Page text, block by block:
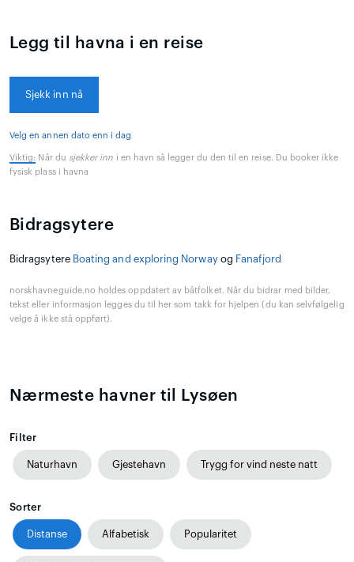
Legg til havna i en reise
Sjekk inn nå
Velg en annen dato enn i dag
Viktig: Når du sjekker inn i en havn så legger du den til en reise. Du booker ikke
fysisk plass i havna
Bidragsytere
Bidragsytere Boating and exploring Norwayog Fanafjord
norskhavneguide.no holdes oppdatert av båtfolket. Når du bidrar med bilder,
tekst eller informasjon legges du til her som takk for hjelpen (du kan selvfølgelig
velge å ikke stå oppført).
Nærmeste havner til Lysøen
Filter
Naturhavn Gjestehavn Trygg for vind neste natt
Sorter
Distanse Alfabetisk Popularitet